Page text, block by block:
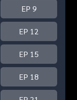
EP 9
EP 12
EP 15
EP 18